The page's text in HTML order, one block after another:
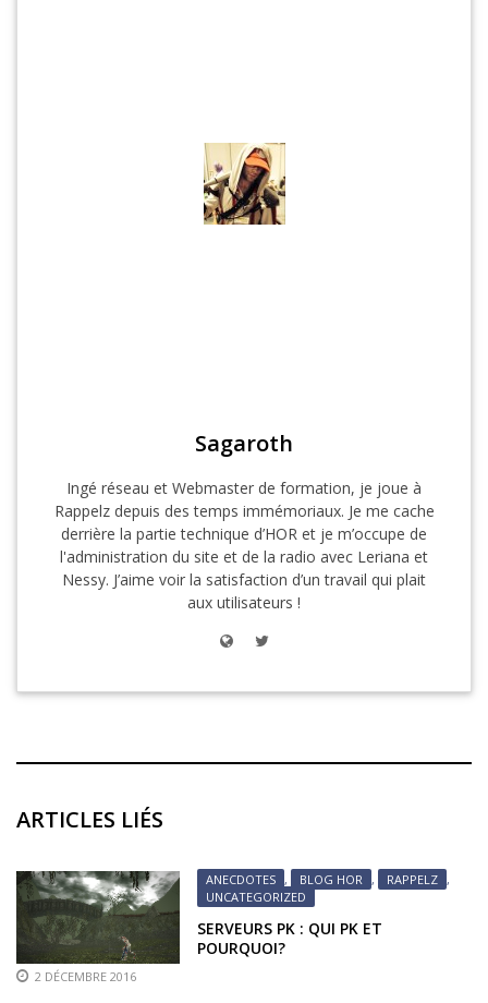
Sagaroth
Ingé réseau et Webmaster de formation, je joue à
Rappelz depuis des temps immémoriaux. Je me cache
derrière la partie technique d’HOR et je m’occupe de
l'administration du site et de la radio avec Leriana et
Nessy. J’aime voir la satisfaction d’un travail qui plait
aux utilisateurs !
ARTICLES LIÉS
ANECDOTES , BLOG HOR , RAPPELZ ,
UNCATEGORIZED
SERVEURS PK : QUI PK ET
POURQUOI?
2 DÉCEMBRE 2016